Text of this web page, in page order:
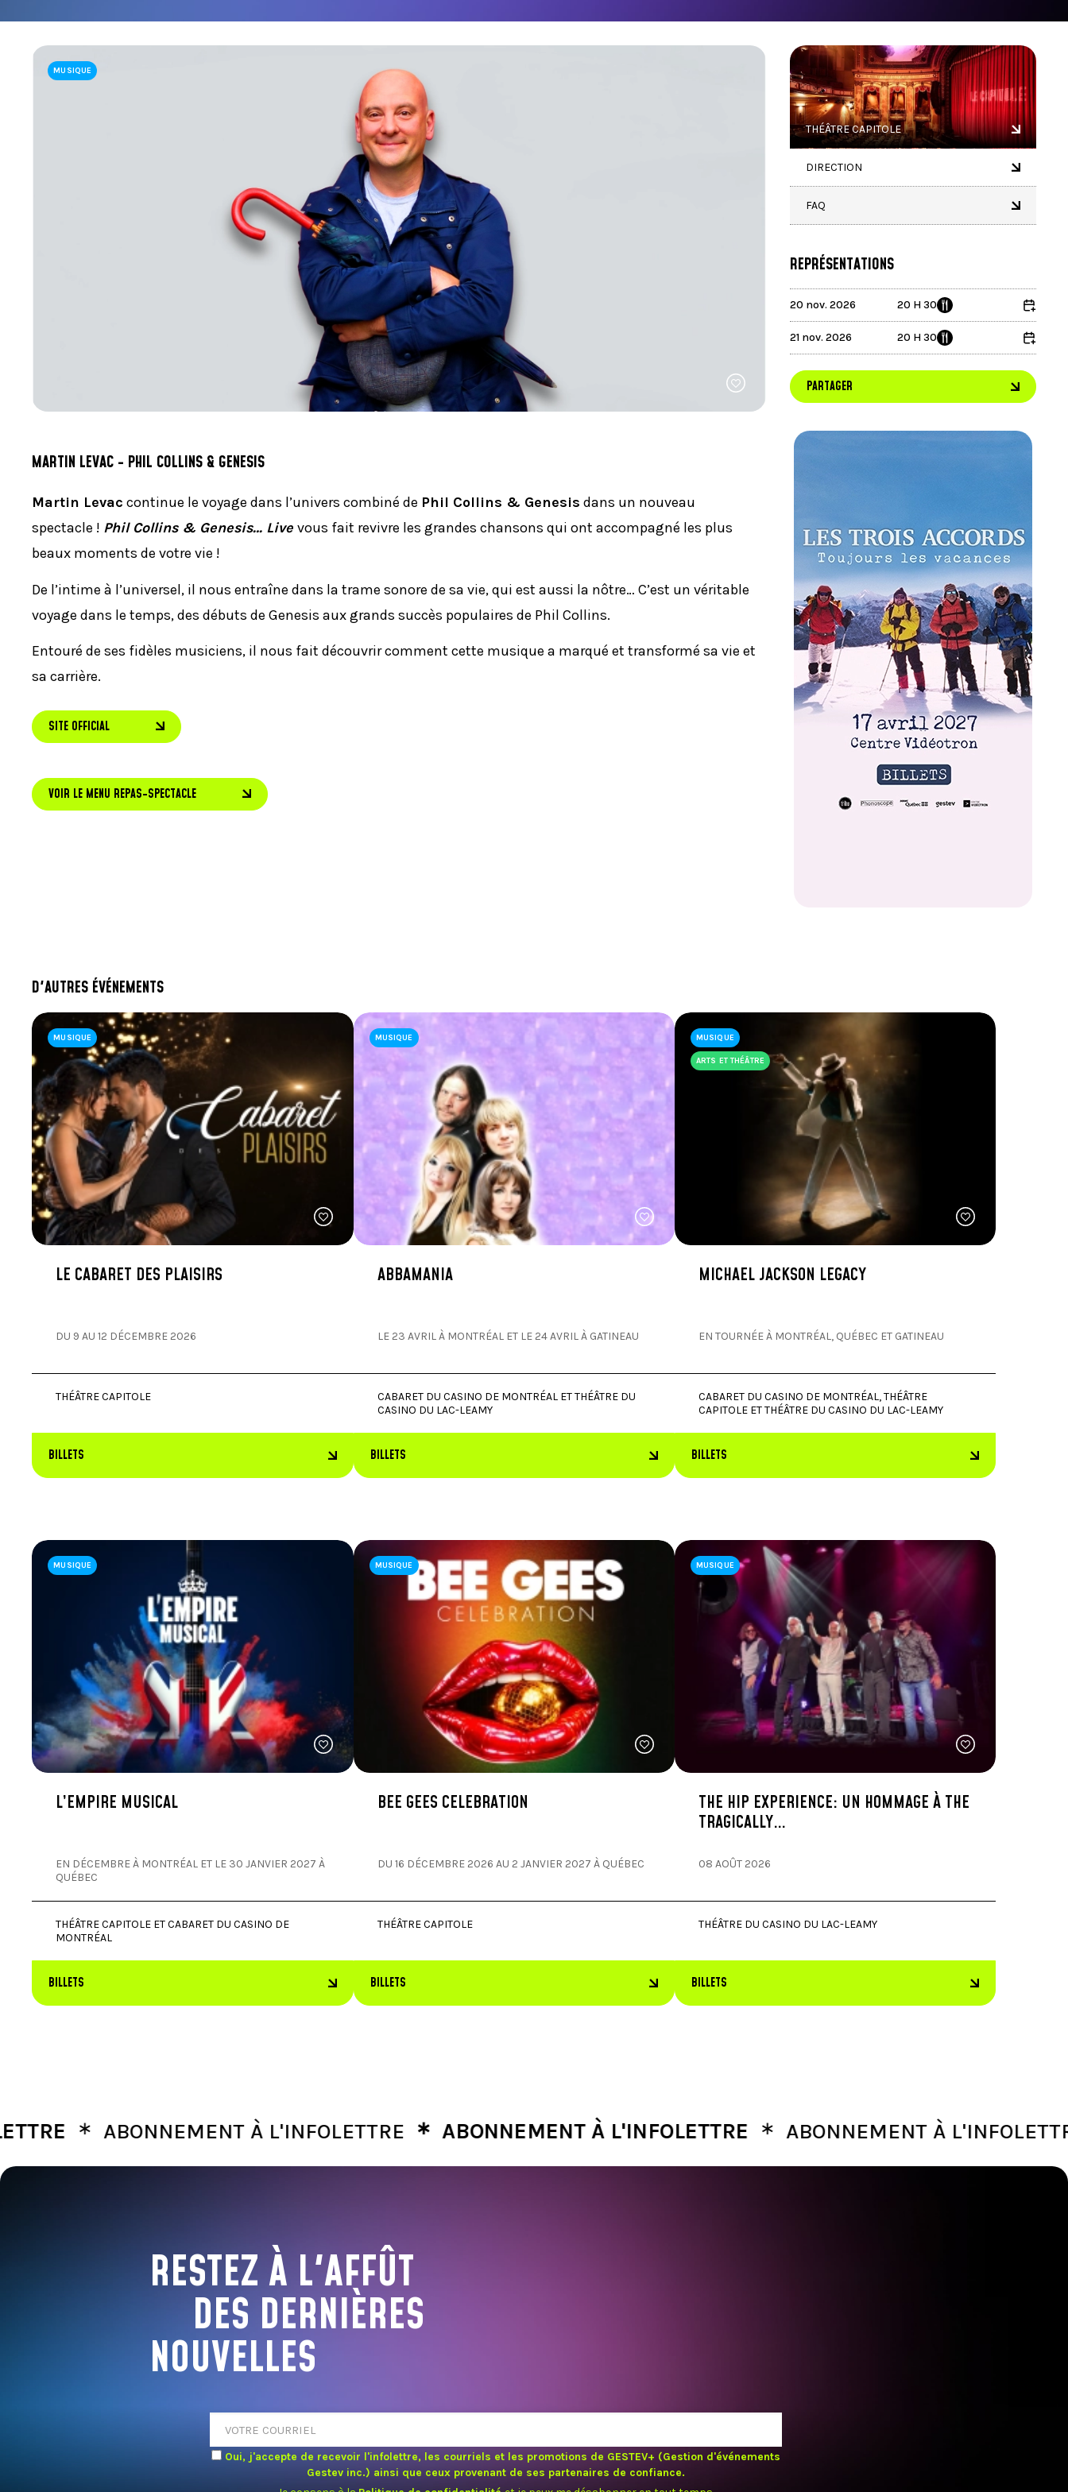
tactiles
peuvent
se
servir
de
que
toucher
JOINDRE L'ÉQUIPE
À PROPOS DE NOUS
MUSIQUE
MARTIN LEVAC - PHIL COLLINS & GENESIS
Martin Levac continue le voyage dans l’univers combiné de Phil Collins & Genesis dans un nouveau
spectacle ! Phil Collins & Genesis… Live vous fait revivre les grandes chansons qui ont accompagné les plus
beaux moments de votre vie !
De l’intime à l’universel, il nous entraîne dans la trame sonore de sa vie, qui est aussi la nôtre… C’est un véritable
voyage dans le temps, des débuts de Genesis aux grands succès populaires de Phil Collins.
Entouré de ses fidèles musiciens, il nous fait découvrir comment cette musique a marqué et transformé sa vie et
sa carrière.
SITE OFFICIAL
VOIR LE MENU REPAS-SPECTACLE
THÉÂTRE CAPITOLE
DIRECTION
FAQ
REPRÉSENTATIONS
20 nov. 2026 20 H 30
21 nov. 2026 20 H 30
PARTAGER
D'AUTRES ÉVÉNEMENTS
MUSIQUE
LE CABARET DES PLAISIRS
DU 9 AU 12 DÉCEMBRE 2026
THÉÂTRE CAPITOLE
BILLETS
MUSIQUE
ABBAMANIA
LE 23 AVRIL À MONTRÉAL ET LE 24 AVRIL À GATINEAU
CABARET DU CASINO DE MONTRÉAL ET THÉÂTRE DU
CASINO DU LAC-LEAMY
BILLETS
MUSIQUE
ARTS ET THÉÂTRE
MICHAEL JACKSON LEGACY
EN TOURNÉE À MONTRÉAL, QUÉBEC ET GATINEAU
CABARET DU CASINO DE MONTRÉAL, THÉÂTRE
CAPITOLE ET THÉÂTRE DU CASINO DU LAC-LEAMY
BILLETS
MUSIQUE
L’EMPIRE MUSICAL
EN DÉCEMBRE À MONTRÉAL ET LE 30 JANVIER 2027 À
QUÉBEC
THÉÂTRE CAPITOLE ET CABARET DU CASINO DE
MONTRÉAL
BILLETS
MUSIQUE
BEE GEES CELEBRATION
DU 16 DÉCEMBRE 2026 AU 2 JANVIER 2027 À QUÉBEC
THÉÂTRE CAPITOLE
BILLETS
MUSIQUE
THE HIP EXPERIENCE: UN HOMMAGE À THE
TRAGICALLY…
08 AOÛT 2026
THÉÂTRE DU CASINO DU LAC-LEAMY
BILLETS
∗ABONNEMENT À L'INFOLETTRE ∗ABONNEMENT À L'INFOLETTRE ∗ABONNEMENT À L'INFOLETTRE ∗
RESTEZ À L'AFFÛT
DES DERNIÈRES
NOUVELLES